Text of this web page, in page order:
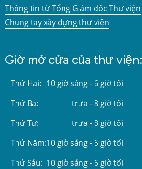
Thông tin từ Tổng Giám đốc Thư viện
Chung tay xây dựng thư viện
Giờ mở cửa của thư viện:
Thứ Hai: 10 giờ sáng - 6 giờ tối
Thứ Ba:
trưa - 8 giờ tối
Thứ Tư:
trưa - 8 giờ tối
Thứ Năm:10 giờ sáng - 6 giờ tối
Thứ Sáu: 10 giờ sáng - 6 giờ tối